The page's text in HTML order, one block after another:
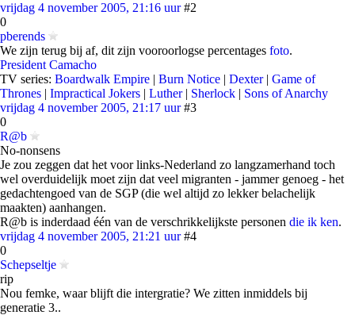
vrijdag 4 november 2005, 21:16 uur #2
0
pberends
We zijn terug bij af, dit zijn vooroorlogse percentages foto.
President Camacho
TV series: Boardwalk Empire | Burn Notice | Dexter| Game of
Thrones | Impractical Jokers | Luther| Sherlock | Sons of Anarchy
vrijdag 4 november 2005, 21:17 uur #3
0
R@b
No-nonsens
Je zou zeggen dat het voor links-Nederland zo langzamerhand toch
wel overduidelijk moet zijn dat veel migranten - jammer genoeg - het
gedachtengoed van de SGP (die wel altijd zo lekker belachelijk
maakten) aanhangen.
R@b is inderdaad één van de verschrikkelijkste personen die ik ken.
vrijdag 4 november 2005, 21:21 uur #4
0
Schepseltje
rip
Nou femke, waar blijft die intergratie? We zitten inmiddels bij
generatie 3..